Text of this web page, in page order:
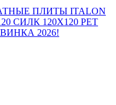
ПЛИТЫ ITALON
СИЛК 120Х120 РЕТ
2026!